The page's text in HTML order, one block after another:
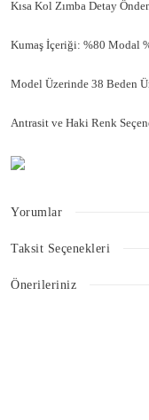
Kısa Kol Zımba Detay
Kumaş İçeriği: %80 Modal
Model Üzerinde 38 Beden
Antrasit ve Haki Renk
Yorumlar
Taksit Seçenekleri
Önerileriniz